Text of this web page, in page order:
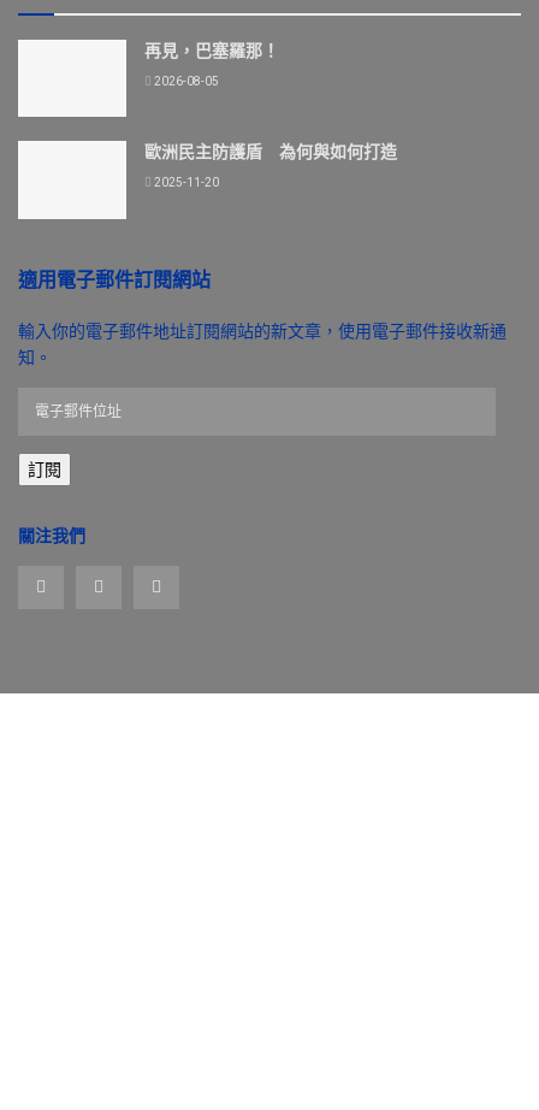
再見，巴塞羅那！
2026-08-05
歐洲民主防護盾 為何與如何打造
2025-11-20
適用電子郵件訂閱網站
輸入你的電子郵件地址訂閱網站的新文章，使用電子郵件接收新通
知。
郵
件
址
訂閱
關注我們